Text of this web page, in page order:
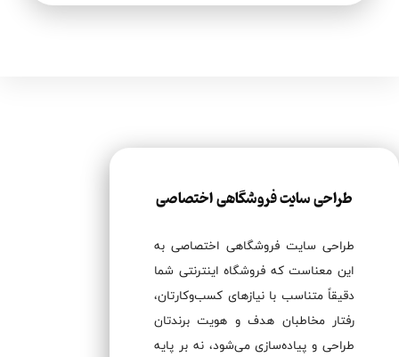
طراحی سایت فروشگاهی اختصاصی
طراحی سایت فروشگاهی اختصاصی به
این معناست که فروشگاه اینترنتی شما
دقیقاً متناسب با نیازهای کسب‌وکارتان،
رفتار مخاطبان هدف و هویت برندتان
طراحی و پیاده‌سازی می‌شود، نه بر پایه